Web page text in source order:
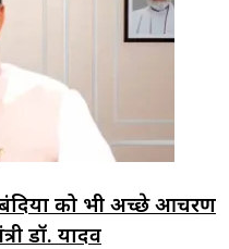
बंदियों को भी अच्छे आचरण
डॉ. यादव